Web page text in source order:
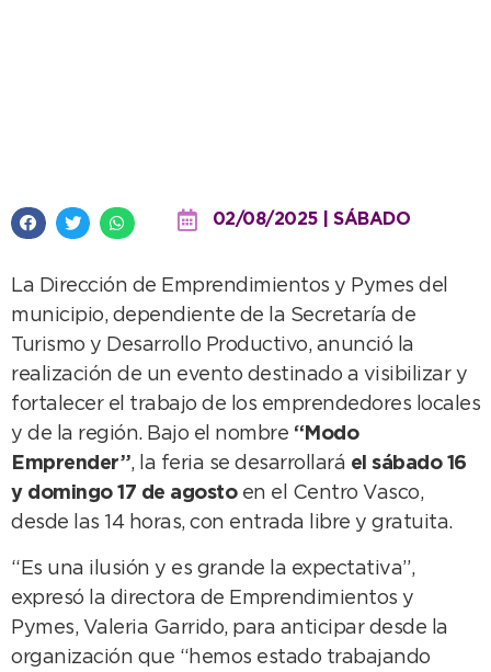
02/08/2025 | SÁBADO
La Dirección de Emprendimientos y Pymes del
municipio, dependiente de la Secretaría de
Turismo y Desarrollo Productivo, anunció la
realización de un evento destinado a visibilizar y
fortalecer el trabajo de los emprendedores locales
y de la región. Bajo el nombre “Modo
Emprender”, la feria se desarrollará el sábado 16
y domingo 17 de agostoen el Centro Vasco,
desde las 14 horas, con entrada libre y gratuita.
“Es una ilusión y es grande la expectativa”,
expresó la directora de Emprendimientos y
Pymes, Valeria Garrido, para anticipar desde la
organización que “hemos estado trabajando